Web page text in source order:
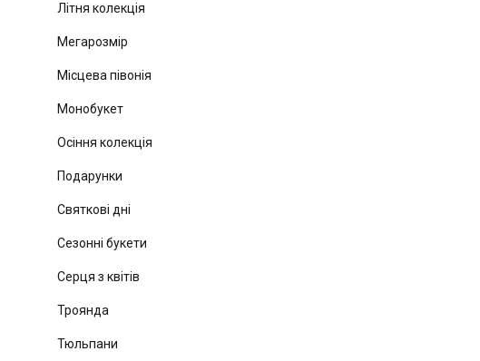
Літня колекція
Мегарозмір
Місцева півонія
Монобукет
Осіння колекція
Подарунки
Святкові дні
Сезонні букети
Серця з квітів
Троянда
Тюльпани